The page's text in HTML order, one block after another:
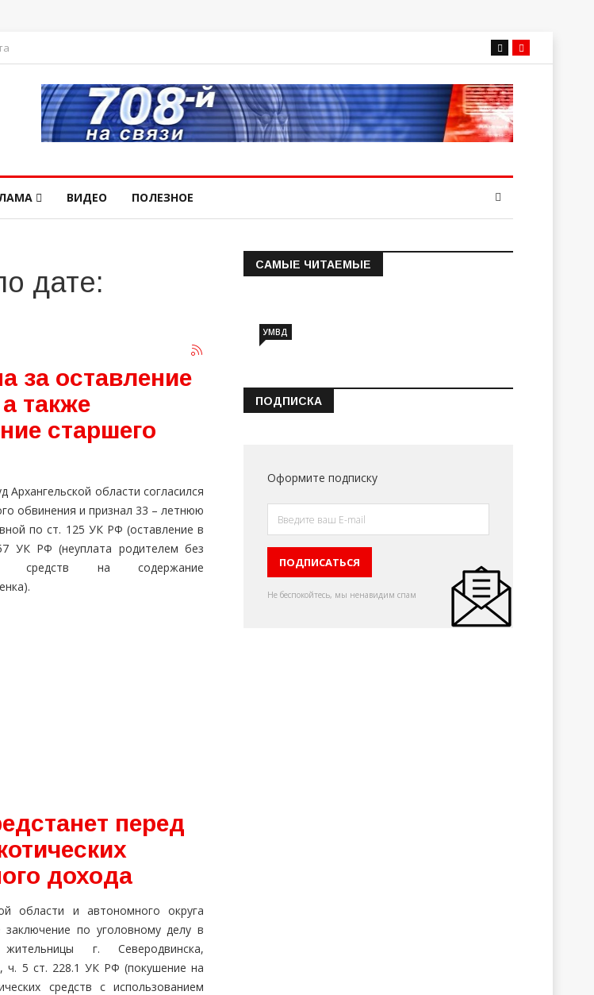
ВИДЕО ПОЛЕЗНОЕ
дате:
за оставление
также
старшего
Архангельской области согласился
обвинения и признал 33 – летнюю
по ст. 125 УК РФ (оставление в
УК РФ (неуплата родителем без
средств на содержание
перед
дохода
области и автономного округа
заключение по уголовному делу в
г. Северодвинска,
ч. 5 ст. 228.1 УК РФ (покушение на
средств с использованием
САМЫЕ ЧИТАЕМЫЕ
Информация о состоянии
УМВД
ПОДПИСКА
Оформите подписку
Не беспокойтесь, мы ненавидим спам